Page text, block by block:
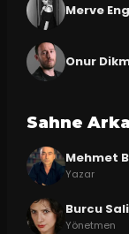
Merve
Onur
Sahne
Mehmet
Yazar
Burcu
Yönetmen